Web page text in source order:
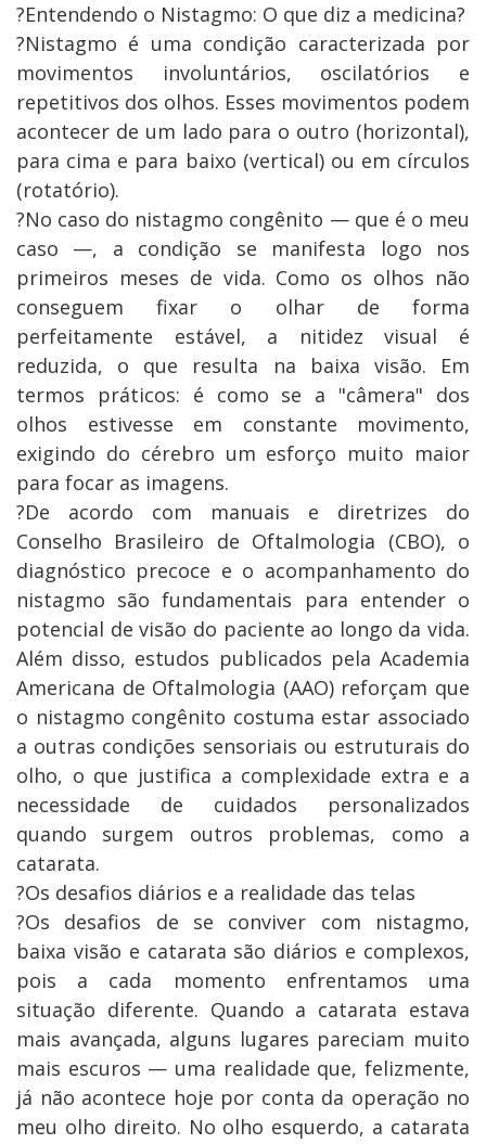
?Entendendo o Nistagmo: O que diz a medicina?
?Nistagmo é uma condição caracterizada por
movimentos involuntários, oscilatórios e
repetitivos dos olhos. Esses movimentos podem
acontecer de um lado para o outro (horizontal),
para cima e para baixo (vertical) ou em círculos
(rotatório).
?No caso do nistagmo congênito — que é o meu
caso —, a condição se manifesta logo nos
primeiros meses de vida. Como os olhos não
conseguem fixar o olhar de forma
perfeitamente estável, a nitidez visual é
reduzida, o que resulta na baixa visão. Em
termos práticos: é como se a "câmera" dos
olhos estivesse em constante movimento,
exigindo do cérebro um esforço muito maior
para focar as imagens.
?De acordo com manuais e diretrizes do
Conselho Brasileiro de Oftalmologia (CBO), o
diagnóstico precoce e o acompanhamento do
nistagmo são fundamentais para entender o
potencial de visão do paciente ao longo da vida.
Além disso, estudos publicados pela Academia
Americana de Oftalmologia (AAO) reforçam que
o nistagmo congênito costuma estar associado
a outras condições sensoriais ou estruturais do
olho, o que justifica a complexidade extra e a
necessidade de cuidados personalizados
quando surgem outros problemas, como a
catarata.
?Os desafios diários e a realidade das telas
?Os desafios de se conviver com nistagmo,
baixa visão e catarata são diários e complexos,
pois a cada momento enfrentamos uma
situação diferente. Quando a catarata estava
mais avançada, alguns lugares pareciam muito
mais escuros — uma realidade que, felizmente,
já não acontece hoje por conta da operação no
meu olho direito. No olho esquerdo, a catarata